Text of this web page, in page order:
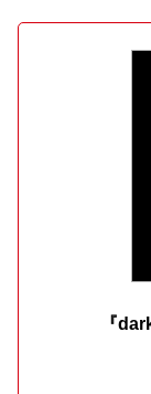
『